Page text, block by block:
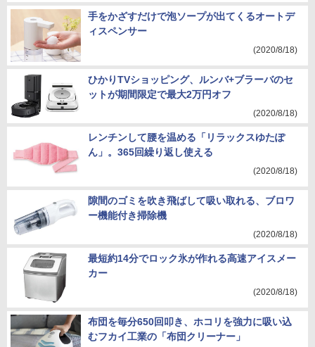
手をかざすだけで泡ソープが出てくるオートデ
ィスペンサー
(2020/8/18)
ひかりTVショッピング、ルンバ+ブラーバのセ
ットが期間限定で最大2万円オフ
(2020/8/18)
レンチンして腰を温める「リラックスゆたぽ
ん」。365回繰り返し使える
(2020/8/18)
隙間のゴミを吹き飛ばして吸い取れる、ブロワ
ー機能付き掃除機
(2020/8/18)
最短約14分でロック氷が作れる高速アイスメー
カー
(2020/8/18)
布団を毎分650回叩き、ホコリを強力に吸い込
むフカイ工業の「布団クリーナー」